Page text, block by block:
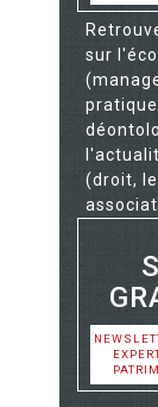
sur
(droit,